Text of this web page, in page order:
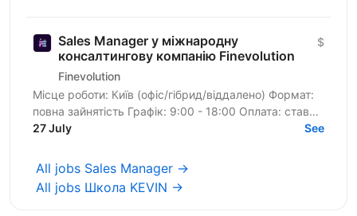
Sales Manager у міжнародну
консалтингову компанію Finevolution
Finevolution
$
Місце роботи: Київ (офіс/гібрид/віддалено) Формат:
повна зайнятість Графік: 9:00 - 18:00 Оплата: ставка
27 July See
All jobs Sales Manager →
All jobs Школа KEVIN →